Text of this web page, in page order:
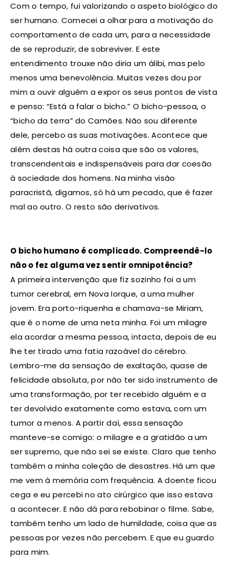
Com o tempo, fui valorizando o aspeto biológico do
ser humano. Comecei a olhar para a motivação do
comportamento de cada um, para a necessidade
de se reproduzir, de sobreviver. E este
entendimento trouxe não diria um álibi, mas pelo
menos uma benevolência. Muitas vezes dou por
mim a ouvir alguém a expor os seus pontos de vista
e penso: “Está a falar o bicho.” O bicho-pessoa, o
“bicho da terra” do Camões. Não sou diferente
dele, percebo as suas motivações. Acontece que
além destas há outra coisa que são os valores,
transcendentais e indispensáveis para dar coesão
à sociedade dos homens. Na minha visão
paracristã, digamos, só há um pecado, que é fazer
mal ao outro. O resto são derivativos.
O bicho humano é complicado. Compreendê-lo
não o fez alguma vez sentir omnipotência?
A primeira intervenção que fiz sozinho foi a um
tumor cerebral, em Nova Iorque, a uma mulher
jovem. Era porto-riquenha e chamava-se Miriam,
que é o nome de uma neta minha. Foi um milagre
ela acordar a mesma pessoa, intacta, depois de eu
lhe ter tirado uma fatia razoável do cérebro.
Lembro-me da sensação de exaltação, quase de
felicidade absoluta, por não ter sido instrumento de
uma transformação, por ter recebido alguém e a
ter devolvido exatamente como estava, com um
tumor a menos. A partir daí, essa sensação
manteve-se comigo: o milagre e a gratidão a um
ser supremo, que não sei se existe. Claro que tenho
também a minha coleção de desastres. Há um que
me vem à memória com frequência. A doente ficou
cega e eu percebi no ato cirúrgico que isso estava
a acontecer. E não dá para rebobinar o filme. Sabe,
também tenho um lado de humildade, coisa que as
pessoas por vezes não percebem. E que eu guardo
para mim.